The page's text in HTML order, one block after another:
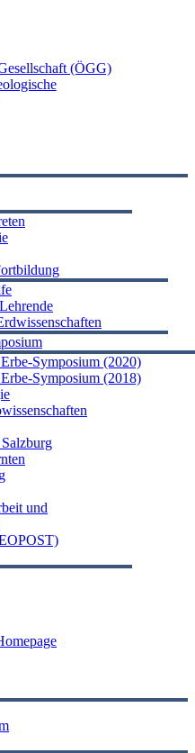
Symposium (2020)
Symposium (2018)
und